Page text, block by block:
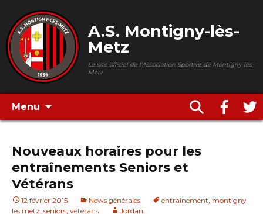
A.S. Montigny-lès-
Metz
Le site officiel de l'Association Sportive de Montigny-lès-
Metz
Menu
Nouveaux horaires pour les
entraînements Seniors et
Vétérans
12 février 2015 News générales entraînement, montigny
les metz, seniors, vétérans Jordan